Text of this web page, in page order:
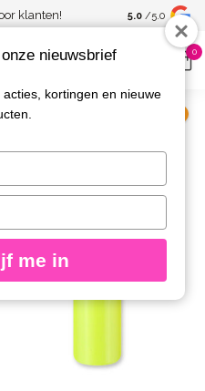
klanten! Spaar voor
kortingen
5.0 /5.0
0
Eya
Eya
nieuwsbrief
kortingen en nieuwe
me in